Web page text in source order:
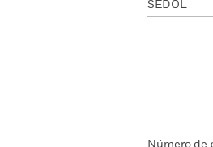
SEDOL
Número de